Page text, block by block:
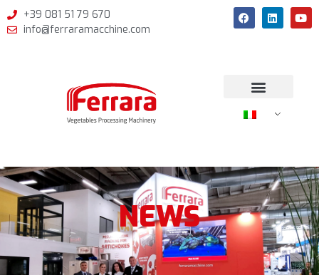
+39 081 51 79 670
info@ferraramacchine.com
NEWS